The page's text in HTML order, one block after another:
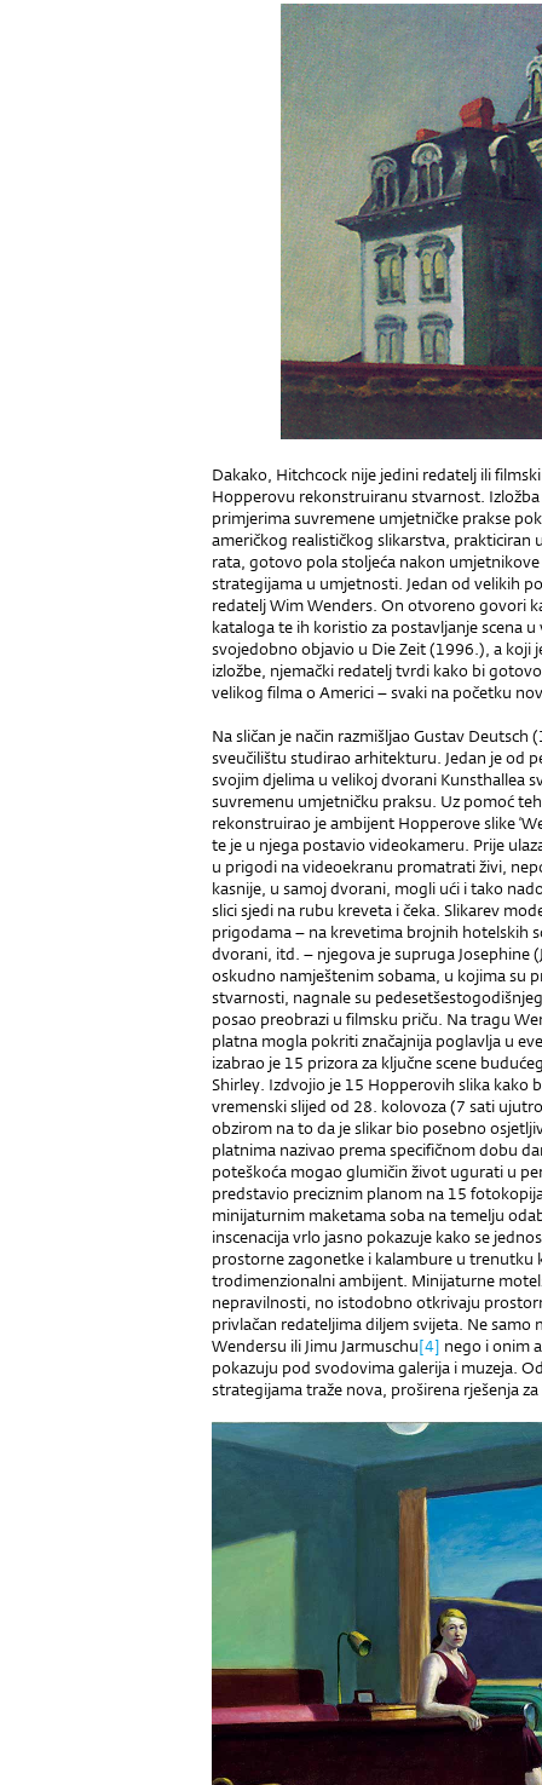
Dakako, Hitchcock nije jedini redatelj ili
Hopperovu rekonstruiranu stvarnost.
primjerima suvremene umjetničke prakse
američkog realističkog slikarstva, prakticiran
rata, gotovo pola stoljeća nakon
strategijama u umjetnosti. Jedan od velikih
redatelj Wim Wenders. On otvoreno govori
kataloga te ih koristio za postavljanje scena
svojedobno objavio u Die Zeit (1996.), a koji
izložbe, njemački redatelj tvrdi kako bi
velikog filma o Americi – svaki na početku
Na sličan je način razmišljao Gustav
sveučilištu studirao arhitekturu. Jedan je od
svojim djelima u velikoj dvorani Kunsthallea
suvremenu umjetničku praksu. Uz pomoć
rekonstruirao je ambijent Hopperove slike
te je u njega postavio videokameru. Prije
u prigodi na videoekranu promatrati živi,
kasnije, u samoj dvorani, mogli ući i tako
slici sjedi na rubu kreveta i čeka. Slikarev
prigodama – na krevetima brojnih hotelskih
dvorani, itd. – njegova je supruga Josephine
oskudno namještenim sobama, u kojima su
stvarnosti, nagnale su
posao preobrazi u filmsku priču. Na tragu
platna mogla pokriti značajnija poglavlja u
izabrao je 15 prizora za ključne scene
Shirley. Izdvojio je 15 Hopperovih slika kako
vremenski slijed od 28. kolovoza (7 sati
obzirom na to da je slikar bio posebno
platnima nazivao prema specifičnom dobu
poteškoća mogao glumičin život ugurati u
predstavio preciznim planom na 15
minijaturnim maketama soba na temelju
inscenacija vrlo jasno pokazuje kako se
prostorne zagonetke i kalambure u trenutku
trodimenzionalni ambijent. Minijaturne
nepravilnosti, no istodobno otkrivaju
privlačan redateljima diljem svijeta. Ne
Wendersu ili Jimu Jarmuschu[4] nego i onim
pokazuju pod svodovima galerija i muzeja.
strategijama traže nova, proširena rješenja